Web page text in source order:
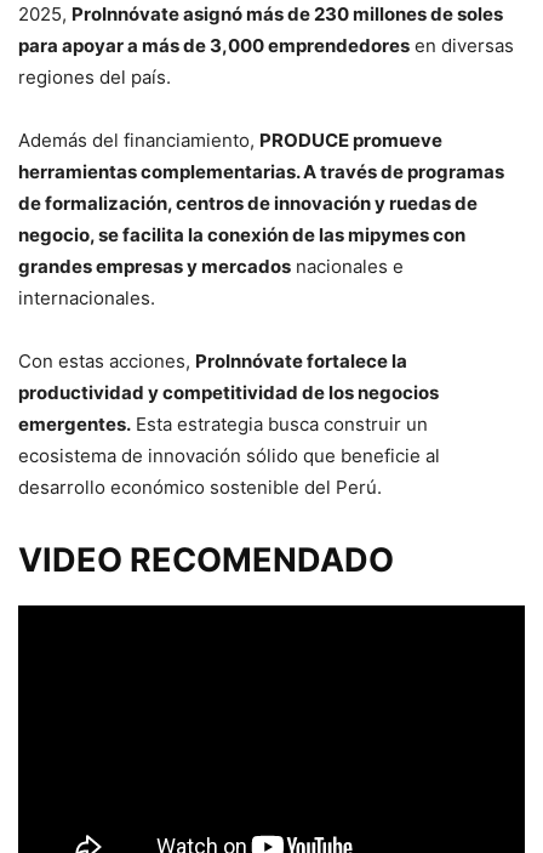
2025, ProInnóvate asignó más de 230 millones de soles
para apoyar a más de 3,000 emprendedores en diversas
regiones del país.
Además del financiamiento, PRODUCE promueve
herramientas complementarias. A través de programas
de formalización, centros de innovación y ruedas de
negocio, se facilita la conexión de las mipymes con
grandes empresas y mercados nacionales e
internacionales.
Con estas acciones, ProInnóvate fortalece la
productividad y competitividad de los negocios
emergentes. Esta estrategia busca construir un
ecosistema de innovación sólido que beneficie al
desarrollo económico sostenible del Perú.
VIDEO RECOMENDADO